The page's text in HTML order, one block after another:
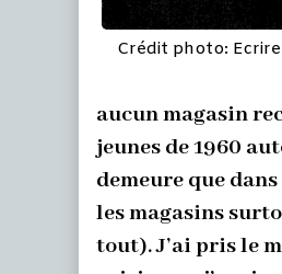
Crédit photo: Ecrire
aucun magasin
jeunes de 1960
demeure que
les magasins
tout). J’ai pris le